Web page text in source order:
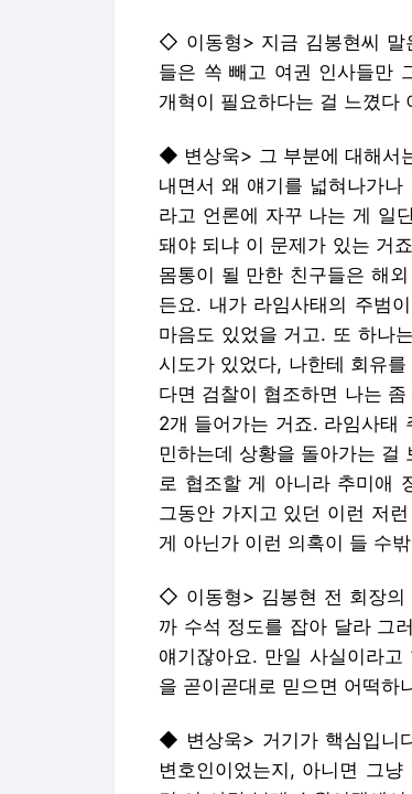
◇ 이동형> 지금 김봉현씨 말
들은 쏙 빼고 여권 인사들만
개혁이 필요하다는 걸 느꼈다
◆ 변상욱> 그 부분에 대해서
내면서 왜 얘기를 넓혀나가
라고 언론에 자꾸 나는 게 일
돼야 되냐 이 문제가 있는 거
몸통이 될 만한 친구들은 해
든요. 내가 라임사태의 주범
마음도 있었을 거고. 또 하나
시도가 있었다, 나한테 회유
다면 검찰이 협조하면 나는
2개 들어가는 거죠. 라임사태
민하는데 상황을 돌아가는 걸
로 협조할 게 아니라 추미애
그동안 가지고 있던 이런 저
게 아닌가 이런 의혹이 들 수
◇ 이동형> 김봉현 전 회장의
까 수석 정도를 잡아 달라 그
얘기잖아요. 만일 사실이라
을 곧이곧대로 믿으면 어떡하
◆ 변상욱> 거기가 핵심입니
변호인이었는지, 아니면 그